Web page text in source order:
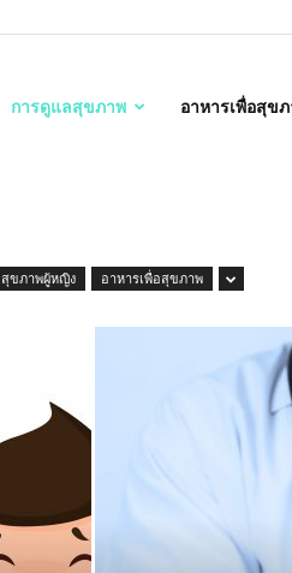
การดูแลสุขภาพ อาหารเพื่อสุข
สุขภาพผู้หญิง อาหารเพื่อสุขภาพ